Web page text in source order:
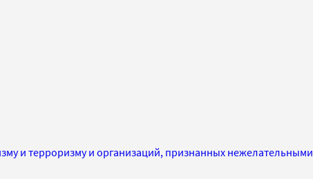
и терроризму и организаций, признанных нежелательными